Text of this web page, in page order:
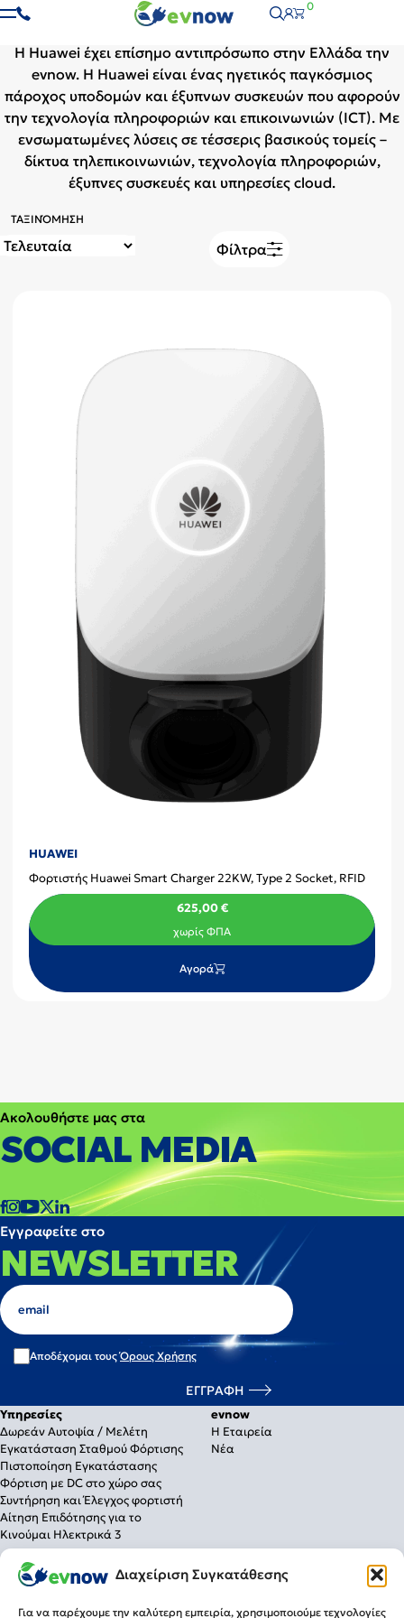
Διαχείριση Συγκατάθεσης
Για να παρέχουμε την καλύτερη εμπειρία, χρησιμοποιούμε τεχνολογίες
0
Huawei
Η Huawei έχει επίσημο αντιπρόσωπο στην Ελλάδα την
evnow. Η Huawei είναι ένας ηγετικός παγκόσμιος
πάροχος υποδομών και έξυπνων συσκευών που αφορούν
την τεχνολογία πληροφοριών και επικοινωνιών (ICT). Με
ενσωματωμένες λύσεις σε τέσσερις βασικούς τομείς –
δίκτυα τηλεπικοινωνιών, τεχνολογία πληροφοριών,
έξυπνες συσκευές και υπηρεσίες cloud.
ΤΑΞΙΝΌΜΗΣΗ
Φίλτρα
HUAWEI
Φορτιστής Huawei Smart Charger 22KW, Type 2 Socket, RFID
625,00€
χωρίς ΦΠΑ
Αγορά
Ακολουθήστε μας στα
SOCIAL MEDIA
Εγγραφείτε στο
NEWSLETTER
Αποδέχομαι τουςΌρους Χρήσης
Υπηρεσίες
Δωρεάν Αυτοψία / Μελέτη
Εγκατάσταση Σταθμού Φόρτισης
Πιστοποίηση Εγκατάστασης
Φόρτιση με DC στο χώρο σας
Συντήρηση και Έλεγχος φορτιστή
Αίτηση Επιδότησης για το
Κινούμαι Ηλεκτρικά 3
evnow
Η Εταιρεία
Νέα
Λύσεις Φόρτισης
Για το σπίτι